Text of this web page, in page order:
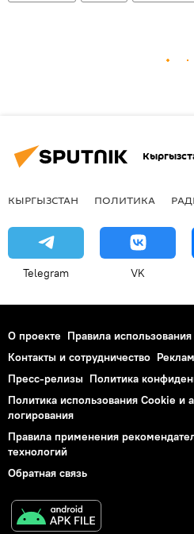
КЫРГЫЗСТАН ПОЛИТИКА
Telegram VK
О проекте Правила использования
Контакты и сотрудничество
Пресс-релизы Политика
Политика использования Cookie и
логирования
Правила применения
технологий
Обратная связь